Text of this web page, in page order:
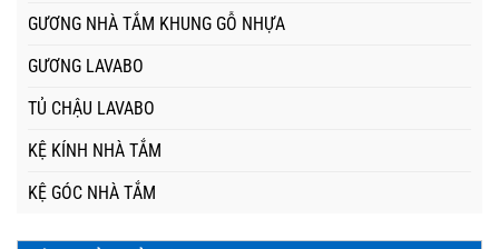
GƯƠNG NHÀ TẮM KHUNG GỖ NHỰA
GƯƠNG LAVABO
TỦ CHẬU LAVABO
KỆ KÍNH NHÀ TẮM
KỆ GÓC NHÀ TẮM